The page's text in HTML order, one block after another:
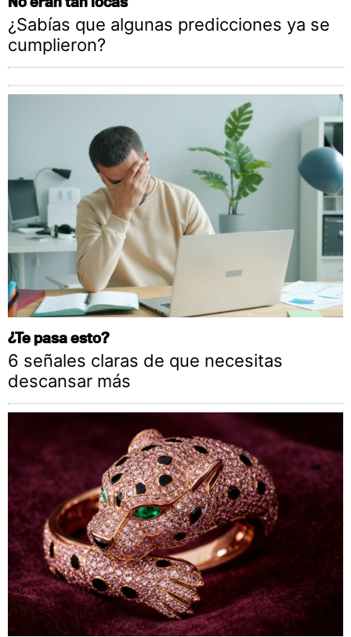
¿Sabías que algunas predicciones ya se
cumplieron?
¿Te pasa esto?
6 señales claras de que necesitas
descansar más